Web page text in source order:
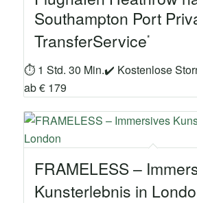
Southampton Port
TransferService
⏱ 1 Std. 30 Min.✔ Kostenlose
ab € 179
FRAMELESS –
Kunsterlebnis in